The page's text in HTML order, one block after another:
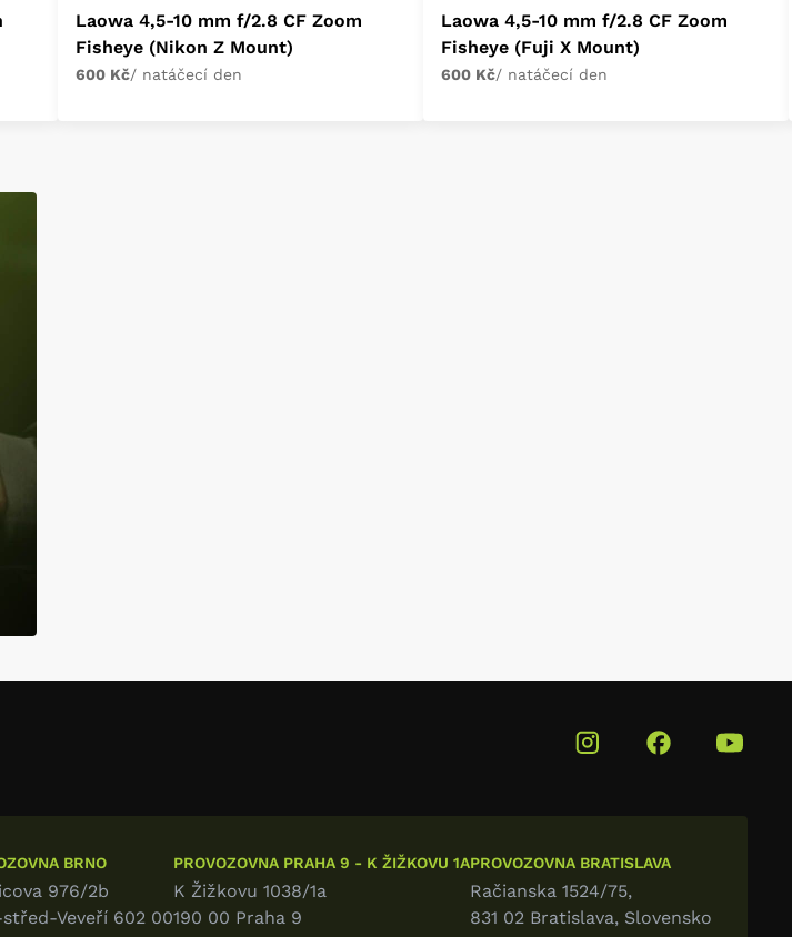
Laowa 4,5-10 mm f/2.8 CF Zoom
Fisheye (Nikon Z Mount)
600 Kč/ natáčecí den
Laowa 4,5-10 mm f/2.8 CF Zoom
Fisheye (Fuji X Mount)
600 Kč/ natáčecí den
BRNO
976/2b
Veveří 602 00
PROVOZOVNA PRAHA 9 - K ŽIŽKOVU 1A
K Žižkovu 1038/1a
190 00 Praha 9
PROVOZOVNA BRATISLAVA
Račianska 1524/75,
831 02 Bratislava, Slovensko